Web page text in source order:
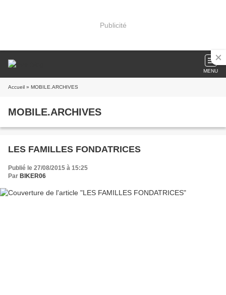
Publicité
MENU
Accueil » MOBILE.ARCHIVES
MOBILE.ARCHIVES
LES FAMILLES FONDATRICES
Publié le 27/08/2015 à 15:25
Par BIKER06